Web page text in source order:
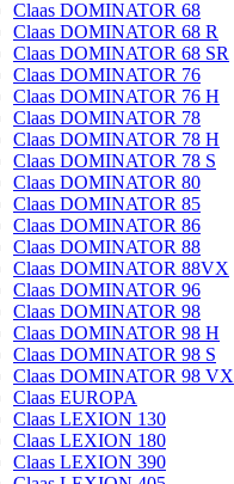
Claas DOMINATOR 68
Claas DOMINATOR 68 R
Claas DOMINATOR 68 SR
Claas DOMINATOR 76
Claas DOMINATOR 76 H
Claas DOMINATOR 78
Claas DOMINATOR 78 H
Claas DOMINATOR 78 S
Claas DOMINATOR 80
Claas DOMINATOR 85
Claas DOMINATOR 86
Claas DOMINATOR 88
Claas DOMINATOR 88VX
Claas DOMINATOR 96
Claas DOMINATOR 98
Claas DOMINATOR 98 H
Claas DOMINATOR 98 S
Claas DOMINATOR 98 VX
Claas EUROPA
Claas LEXION 130
Claas LEXION 180
Claas LEXION 390